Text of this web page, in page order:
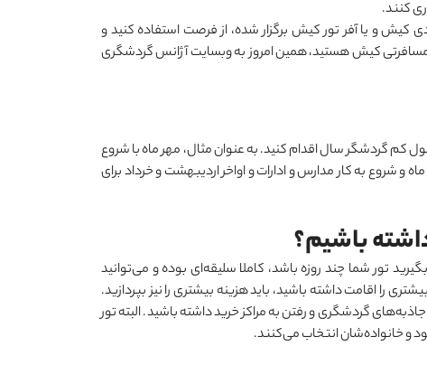
و یا آفر تور کیش برگزار شده، از فرصت استفاده کنید و
مسافرتی کیش هستید، همین امروز به وبسایت آژانس گردشگری
کم گردشگر سال اقدام کنید. به عنوان مثال، مهر ماه با شروع
و شروع به کار مدارس و ادارات و اواخر اردیبهشت و خرداد برای
باشیم؟
توانید
را اقامت داشته باشید، باید هزینه بیشتری را نیز بپردازید.
گردشگری و رفتن به مراکز خرید داشته باشید. البته تور
و خانواده‌شان انتخاب میکنند.